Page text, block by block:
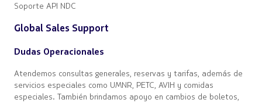
Soporte API NDC
Global Sales Support
Dudas Operacionales
Atendemos consultas generales, reservas y tarifas, además de
servicios especiales como UMNR, PETC, AVIH y comidas
especiales. También brindamos apoyo en cambios de boletos,